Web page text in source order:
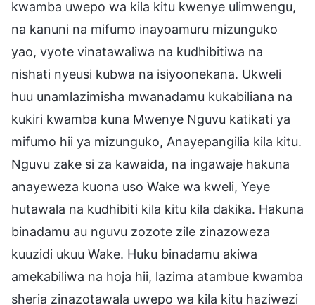
kwamba uwepo wa kila kitu kwenye ulimwengu,
na kanuni na mifumo inayoamuru mizunguko
yao, vyote vinatawaliwa na kudhibitiwa na
nishati nyeusi kubwa na isiyoonekana. Ukweli
huu unamlazimisha mwanadamu kukabiliana na
kukiri kwamba kuna Mwenye Nguvu katikati ya
mifumo hii ya mizunguko, Anayepangilia kila kitu.
Nguvu zake si za kawaida, na ingawaje hakuna
anayeweza kuona uso Wake wa kweli, Yeye
hutawala na kudhibiti kila kitu kila dakika. Hakuna
binadamu au nguvu zozote zile zinazoweza
kuuzidi ukuu Wake. Huku binadamu akiwa
amekabiliwa na hoja hii, lazima atambue kwamba
sheria zinazotawala uwepo wa kila kitu haziwezi